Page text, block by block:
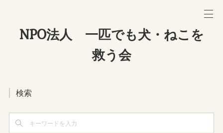
NPO法人 一匹でも犬・ねこを
救う会
検索